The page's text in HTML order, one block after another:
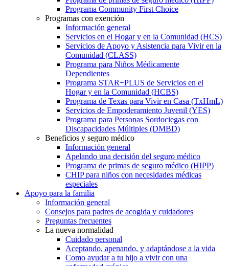
Programa Community First Choice
Programas con exención
Información general
Servicios en el Hogar y en la Comunidad (HCS)
Servicios de Apoyo y Asistencia para Vivir en la
Comunidad (CLASS)
Programa para Niños Médicamente
Dependientes
Programa STAR+PLUS de Servicios en el
Hogar y en la Comunidad (HCBS)
Programa de Texas para Vivir en Casa (TxHmL)
Servicios de Empoderamiento Juvenil (YES)
Programa para Personas Sordociegas con
Discapacidades Múltiples (DMBD)
Beneficios y seguro médico
Información general
Apelando una decisión del seguro médico
Programa de primas de seguro médico (HIPP)
CHIP para niños con necesidades médicas
especiales
Apoyo para la familia
Información general
Consejos para padres de acogida y cuidadores
Preguntas frecuentes
La nueva normalidad
Cuidado personal
Aceptando, apenando, y adaptándose a la vida
Como ayudar a tu hijo a vivir con una